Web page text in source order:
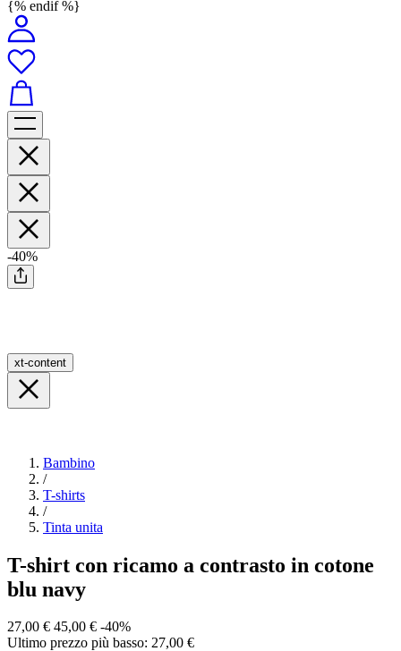
{% endif %}
-40%
xt-content
Bambino
/
T-shirts
/
Tinta unita
T-shirt con ricamo a contrasto in cotone
blu navy
27,00 € 45,00 € -40%
Ultimo prezzo più basso: 27,00 €